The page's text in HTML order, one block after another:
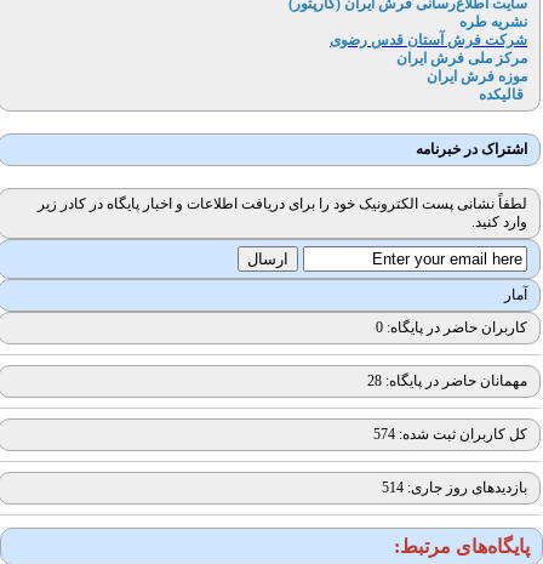
سایت اطلاع‌رسانی فرش ایران (کارپتور)
نشریه طره
شرکت فرش آستان قدس رضوی
مرکز ملی فرش ایران
موزه فرش ایران
قالیکده
اشتراک در خبرنامه
لطفاً نشانی پست الکترونیک خود را برای دریافت اطلاعات و اخبار پایگاه در کادر زیر
وارد کنید.
آمار
کاربران حاضر در پایگاه: 0
مهمانان حاضر در پایگاه: 28
کل کاربران ثبت شده: 574
بازدیدهای روز جاری: 514
پایگاه‌های مرتبط: